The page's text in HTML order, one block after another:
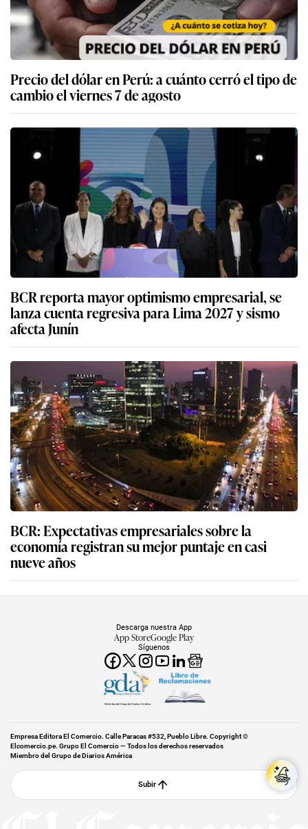
Precio del dólar en Perú: a cuánto cerró el tipo de
cambio el viernes 7 de agosto
BCR reporta mayor optimismo empresarial, se
lanza cuenta regresiva para Lima 2027 y sismo
afecta Junín
BCR: Expectativas empresariales sobre la
economía registran su mejor puntaje en casi
nueve años
Síguenos
Descarga nuestra App
App StoreGoogle Play
Miembro del Grupo de Diarios América
Empresa Editora El Comercio. Calle Paracas #532, Pueblo Libre. Copyright ©
Elcomercio.pe. Grupo El Comercio — Todos los derechos reservados
Miembro del Grupo de Diarios América
Subir